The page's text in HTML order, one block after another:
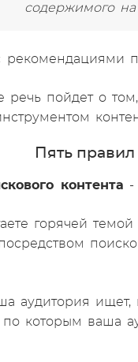
содержимого на
речь пойдет о
Пять
контента -
горячей
аудитория
по которым ваша